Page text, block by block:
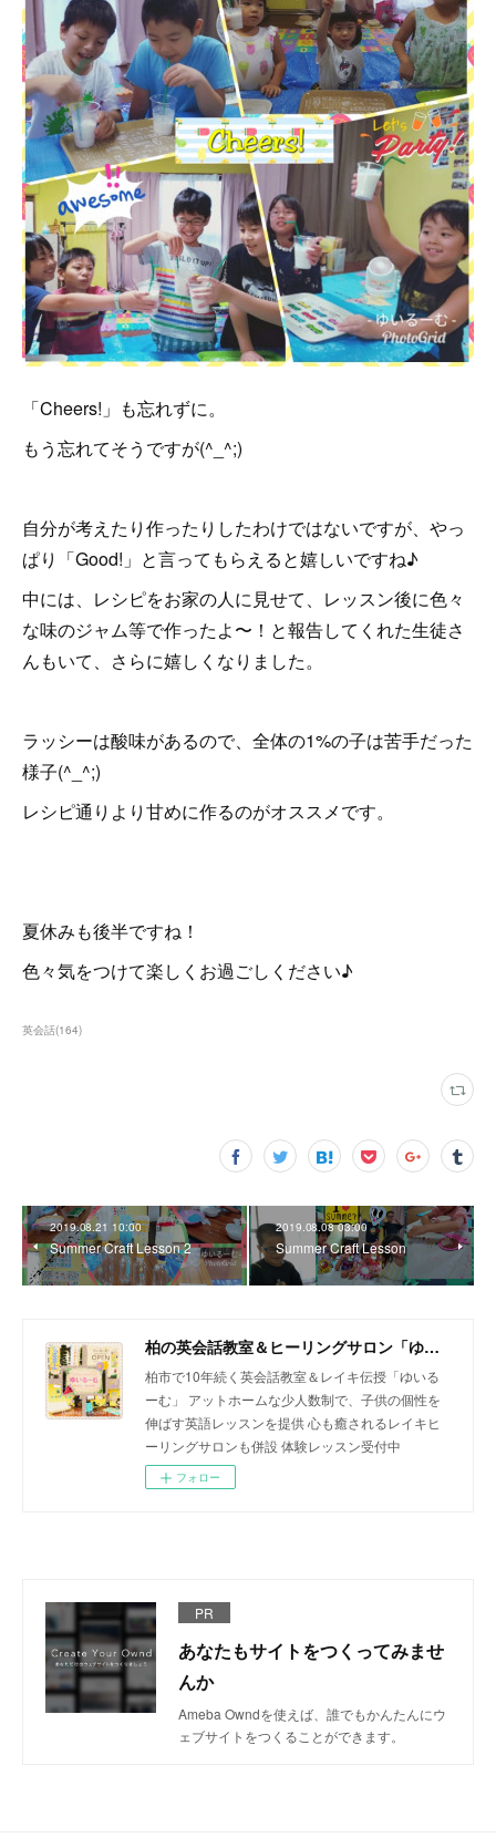
「Cheers!」も忘れずに。
もう忘れてそうですが(^_^;)
自分が考えたり作ったりしたわけではないですが、やっ
ぱり「Good!」と言ってもらえると嬉しいですね♪
中には、レシピをお家の人に見せて、レッスン後に色々
な味のジャム等で作ったよ〜！と報告してくれた生徒さ
んもいて、さらに嬉しくなりました。
ラッシーは酸味があるので、全体の1%の子は苦手だった
様子(^_^;)
レシピ通りより甘めに作るのがオススメです。
夏休みも後半ですね！
色々気をつけて楽しくお過ごしください♪
英会話(164)
2019.08.21 10:00
Summer Craft Lesson 2
2019.08.08 03:00
Summer Craft Lesson
柏の英会話教室＆ヒーリングサロン「ゆいるーむ」
柏市で10年続く英会話教室＆レイキ伝授「ゆいる
ーむ」 アットホームな少人数制で、子供の個性を
伸ばす英語レッスンを提供 心も癒されるレイキヒ
ーリングサロンも併設 体験レッスン受付中
フォロー
PR
あなたもサイトをつくってみませ
んか
Ameba Owndを使えば、誰でもかんたんにウ
ェブサイトをつくることができます。